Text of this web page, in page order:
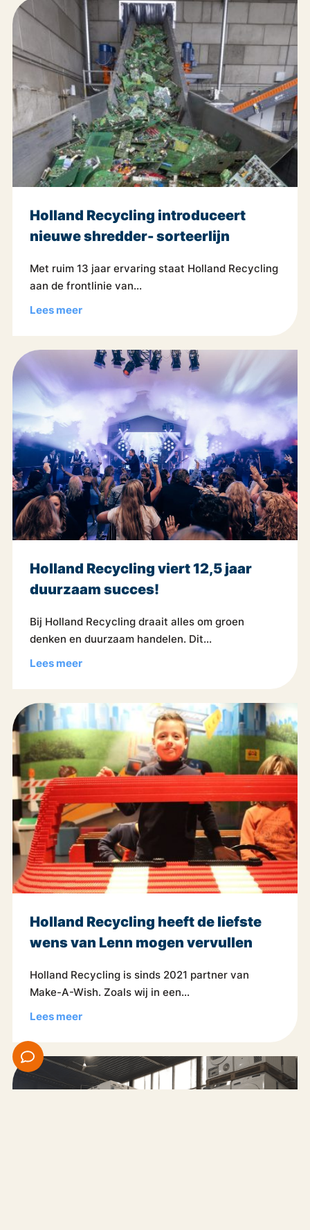
Holland Recycling introduceert
nieuwe shredder- sorteerlijn
Met ruim 13 jaar ervaring staat Holland Recycling
aan de frontlinie van...
Lees meer
Holland Recycling viert 12,5 jaar
duurzaam succes!
Bij Holland Recycling draait alles om groen
denken en duurzaam handelen. Dit...
Lees meer
Holland Recycling heeft de liefste
wens van Lenn mogen vervullen
Holland Recycling is sinds 2021 partner van
Make-A-Wish. Zoals wij in een...
Lees meer